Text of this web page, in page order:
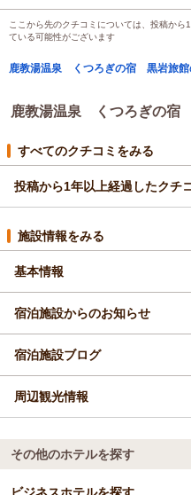
ありがとうございました。
宿泊価格帯： 19,001～20,000円(大
cooさん様
ご家族皆さまで仲良く過ごさ
り、
私もとても嬉しく幸せな気持
またぜひ、そばがきと信州の
ここから先のクチコミについては、投稿か
ている可能性がございます
鹿教湯温泉 くつろぎの宿 黒岩旅館
鹿教湯温泉 くつろぎの宿
すべてのクチコミをみる
投稿から1年以上経過したクチ
施設情報をみる
基本情報
宿泊施設からのお知らせ
宿泊施設ブログ
周辺観光情報
その他のホテルを探す
ビジネスホテルを探す